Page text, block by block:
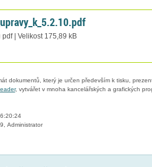
pdf | Velikost 175,89 kB
dokumentů, který je určen především k tisku,
, vytvářet v mnoha kancelářských a grafických
Administrator